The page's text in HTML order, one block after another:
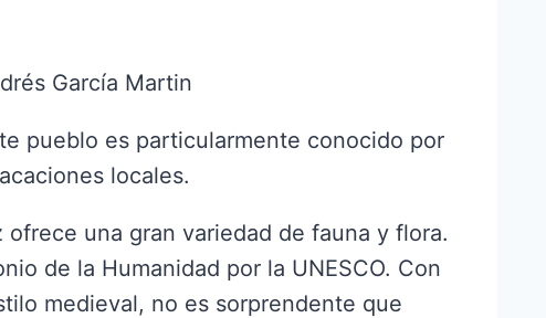
García Martin
pueblo es particularmente conocido por
locales.
una gran variedad de fauna y flora.
de la Humanidad por la UNESCO. Con
medieval, no es sorprendente que